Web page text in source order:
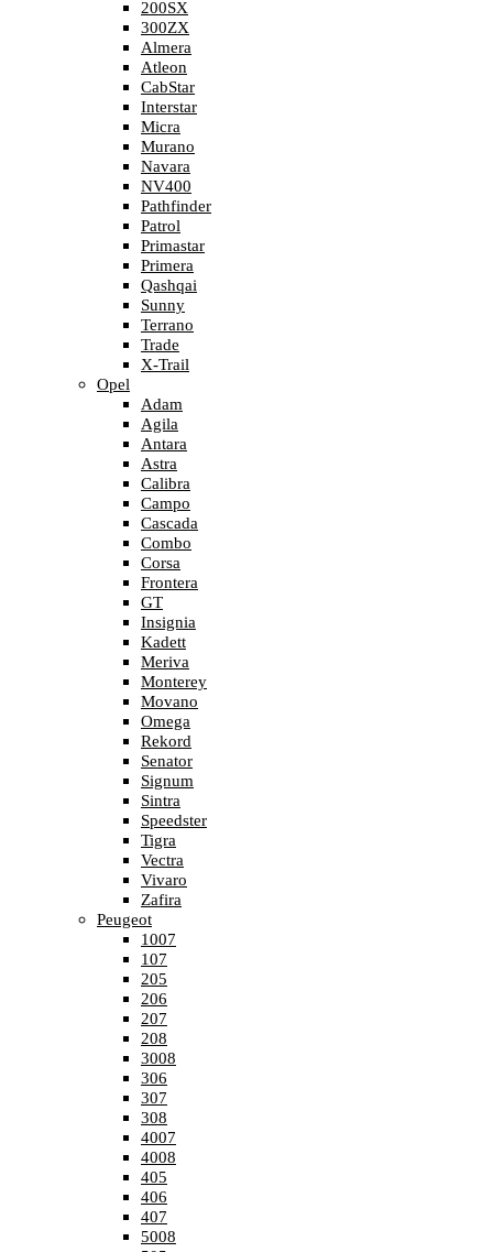
200SX
300ZX
Almera
Atleon
CabStar
Interstar
Micra
Murano
Navara
NV400
Pathfinder
Patrol
Primastar
Primera
Qashqai
Sunny
Terrano
Trade
X-Trail
Opel
Adam
Agila
Antara
Astra
Calibra
Campo
Cascada
Combo
Corsa
Frontera
GT
Insignia
Kadett
Meriva
Monterey
Movano
Omega
Rekord
Senator
Signum
Sintra
Speedster
Tigra
Vectra
Vivaro
Zafira
Peugeot
1007
107
205
206
207
208
3008
306
307
308
4007
4008
405
406
407
5008